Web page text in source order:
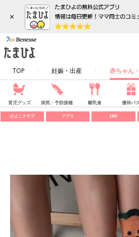
×
TOP 妊娠・出産 赤ちゃん
育児グッズ 病気・予防接種 離乳食 優待パス
ひよこクラブ アプリ SNS